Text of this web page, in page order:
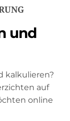
und
kalkulieren?
auf
online